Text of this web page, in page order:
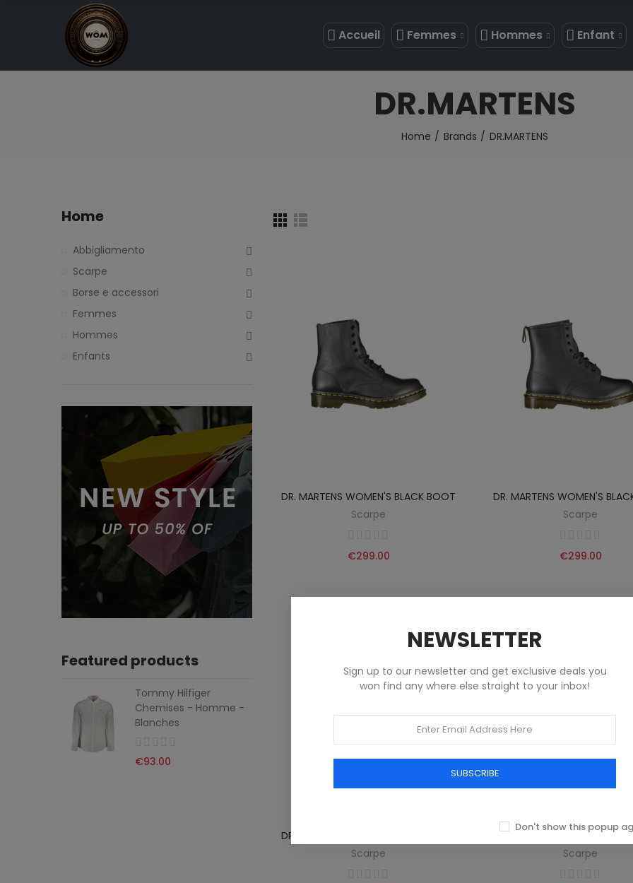
Accueil Femmes Hommes Enfant
DR.MARTENS
Home Brands DR.MARTENS
DR. MARTENS WOMEN'S BLACK BOOT
Scarpe
€299.00
DR. MARTENS WOMEN'S
Scarpe
€299.00
DR. MARTENS WOMEN'S BLACK BOOT
Scarpe
DR. MARTENS WOMEN'S
Scarpe
Home
Abbigliamento
Scarpe
Borse e accessori
Femmes
Hommes
Enfants
Featured products
Tommy Hilfiger
Chemises - Homme -
Blanches
€93.00
NEWSLETTER
Sign up to our newsletter and get exclusive deals you
won find any where else straight to your inbox!
SUBSCRIBE
Don't show this popup